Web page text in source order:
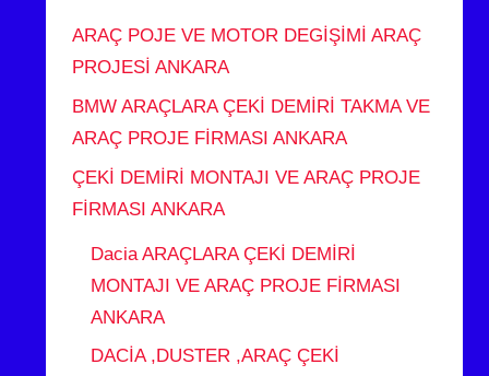
ARAÇ POJE VE MOTOR DEGİŞİMİ ARAÇ
PROJESİ ANKARA
BMW ARAÇLARA ÇEKİ DEMİRİ TAKMA VE
ARAÇ PROJE FİRMASI ANKARA
ÇEKİ DEMİRİ MONTAJI VE ARAÇ PROJE
FİRMASI ANKARA
Dacia ARAÇLARA ÇEKİ DEMİRİ
MONTAJI VE ARAÇ PROJE FİRMASI
ANKARA
DACİA ,DUSTER ,ARAÇ ÇEKİ